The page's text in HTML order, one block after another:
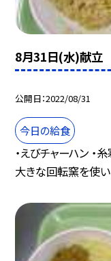
8月31日(水)献立
公開日 2022/08/31
今日の給食
・えびチャーハン ・
大きな回転窯を使い